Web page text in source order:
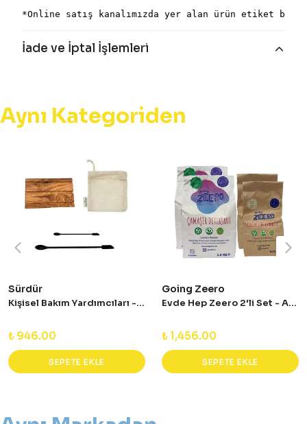
*Online satış kanalımızda yer alan ürün etiket
İade ve İptal İşlemleri
Aynı Kategoriden
Sürdür
Kişisel Bakım Yardımcıları - Avantajlı Set
₺ 946.00
SEPETE EKLE
Going Zeero
Evde Hep Zeero 2'li Set - Avantajlı Set
₺ 1,456.00
SEPETE EKLE